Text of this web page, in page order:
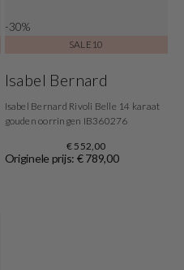
-30%
SALE10
Isabel Bernard
Isabel Bernard Rivoli Belle 14 karaat
gouden oorringen IB360276
€ 552,00
Originele prijs: € 789,00